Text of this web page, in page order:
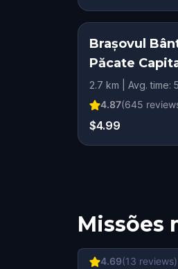
Brașovul
Păcate
2.7 km | Avg. time:
4.87(645
$4.99
Missões
4.69(13 reviews)